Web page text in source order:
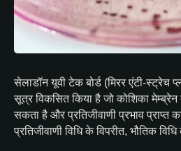
सेलाडॉन यूवी टेक बोर्ड (मिरर एंटी-स्ट्रेच
सूत्र विकसित किया है जो कोशिका
सकता है और प्रतिजीवाणी प्रभाव प्राप्त
प्रतिजीवाणी विधि के विपरीत, भौतिक